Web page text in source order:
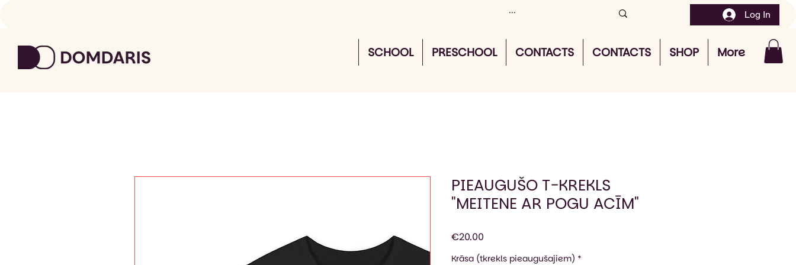
SCHOOL PRESCHOOL CONTACTS CONTACTS SHOP More
Log In
PIEAUGUŠO T-KREKLS
"MEITENE AR POGU ACĪM"
€20.00
Krāsa (tkrekls pieaugušajiem) *